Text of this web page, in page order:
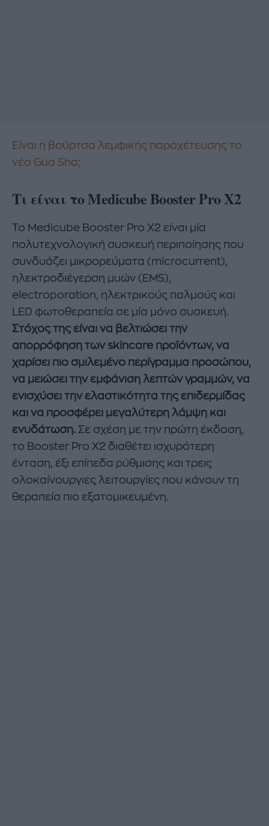
Είναι η βούρτσα λεμφικής παροχέτευσης το
νέο Gua Sha;
Τι είναι το Medicube Booster Pro X2
Το Medicube Booster Pro X2 είναι μία
πολυτεχνολογική συσκευή περιποίησης που
συνδυάζει μικρορεύματα (microcurrent),
ηλεκτροδιέγερση μυών (EMS),
electroporation, ηλεκτρικούς παλμούς και
LED φωτοθεραπεία σε μία μόνο συσκευή.
Στόχος της είναι να βελτιώσει την
απορρόφηση των skincare προϊόντων, να
χαρίσει πιο σμιλεμένο περίγραμμα προσώπου,
να μειώσει την εμφάνιση λεπτών γραμμών, να
ενισχύσει την ελαστικότητα της επιδερμίδας
και να προσφέρει μεγαλύτερη λάμψη και
ενυδάτωση. Σε σχέση με την πρώτη έκδοση,
το Booster Pro X2 διαθέτει ισχυρότερη
ένταση, έξι επίπεδα ρύθμισης και τρεις
ολοκαίνουργιες λειτουργίες που κάνουν τη
θεραπεία πιο εξατομικευμένη.